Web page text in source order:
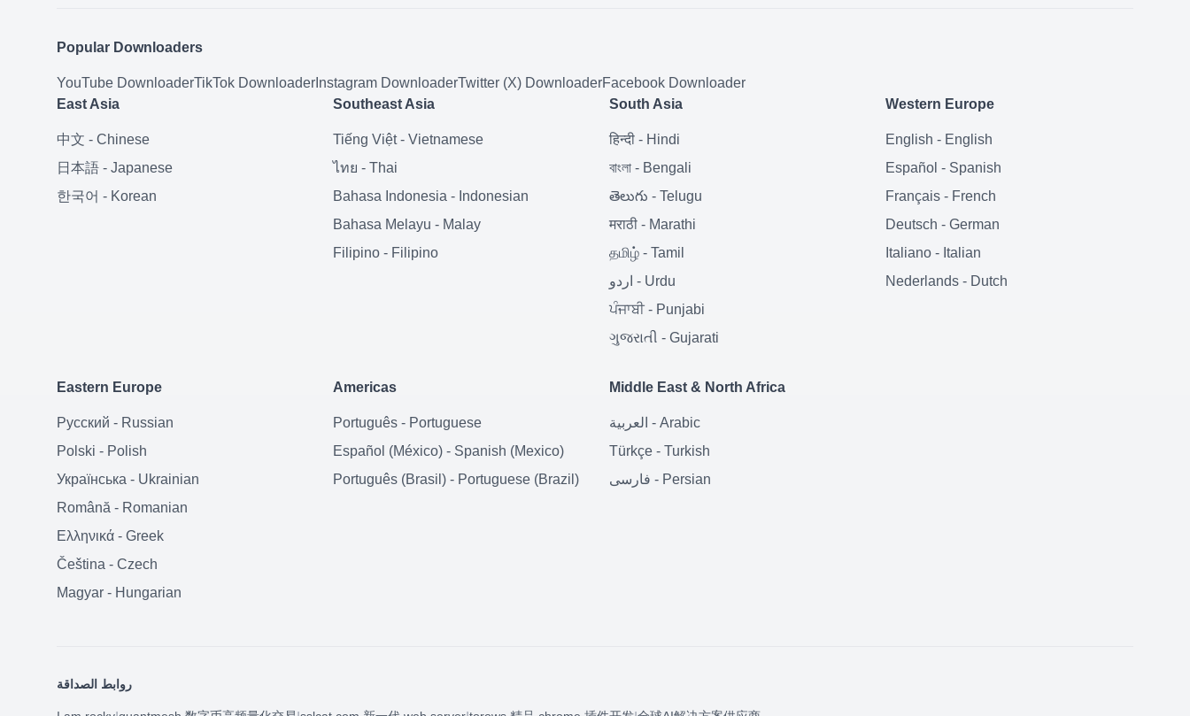
Popular Downloaders
YouTube DownloaderTikTok Downloader Instagram DownloaderTwitter (X) DownloaderFacebook Downloader
East Asia
中文 - Chinese
日本語 - Japanese
한국어 - Korean
Southeast Asia
Tiếng Việt- Vietnamese
ไทย - Thai
Bahasa Indonesia - Indonesian
Bahasa Melayu - Malay
Filipino - Filipino
South Asia
हिन्दी - Hindi
বাংলা - Bengali
తెలుగు - Telugu
मराठी - Marathi
தமிழ் - Tamil
اردو - Urdu
ਪੰਜਾਬੀ - Punjabi
ગુજરાતી - Gujarati
Western Europe
English - English
Español - Spanish
Français - French
Deutsch - German
Italiano - Italian
Nederlands - Dutch
Eastern Europe
Русский - Russian
Polski - Polish
Українська - Ukrainian
Română - Romanian
Ελληνικά - Greek
Čeština - Czech
Magyar - Hungarian
Americas
Português - Portuguese
Español (México) - Spanish (Mexico)
Português (Brasil) - Portuguese (Brazil)
Middle East & North Africa
العربية - Arabic
Türkçe - Turkish
فارسی - Persian
روابط الصداقة